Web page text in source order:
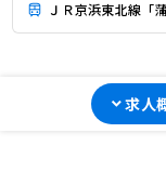
ＪＲ京浜東北線「
求人